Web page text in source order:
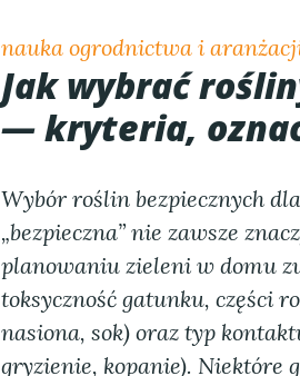
nauka ogrodnictwa i
Jak wybrać
— kryteria,
Wybór roślin bezpiecznych
„bezpieczna” nie zawsze
planowaniu zieleni w domu
toksyczność gatunku, części
nasiona, sok) oraz typ
gryzienie, kopanie). Niektóre